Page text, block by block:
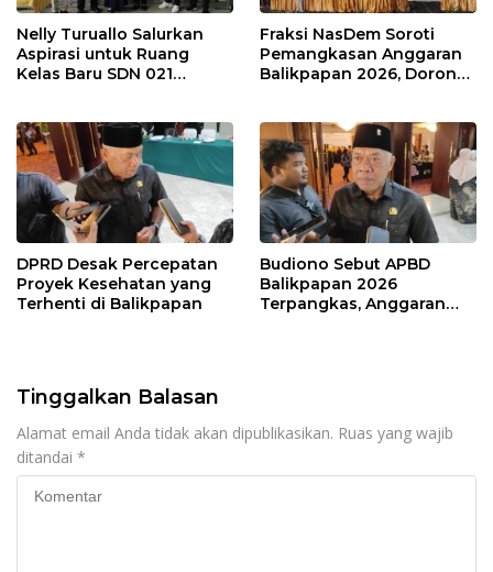
Nelly Turuallo Salurkan
Aspirasi untuk Ruang
Kelas Baru SDN 021
Fraksi NasDem Soroti
Pemangkasan Anggaran
Balikpapan 2026, Dorong
DPRD Desak Percepatan
Proyek Kesehatan yang
Terhenti di Balikpapan
Budiono Sebut APBD
Balikpapan 2026
Terpangkas, Anggaran
Tinggalkan Balasan
Alamat email Anda tidak akan dipublikasikan. Ruas yang wajib
ditandai *